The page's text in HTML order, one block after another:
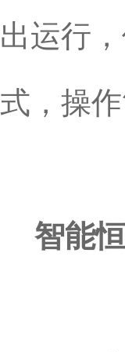
出运行
式，操
智能